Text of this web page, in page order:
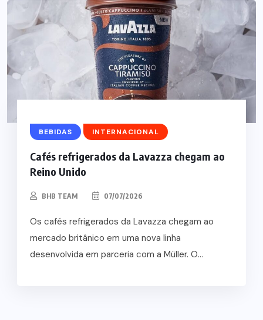
BEBIDAS INTERNACIONAL
Cafés refrigerados da Lavazza chegam ao
Reino Unido
BHB TEAM 07/07/2026
Os cafés refrigerados da Lavazza chegam ao
mercado britânico em uma nova linha
desenvolvida em parceria com a Müller. O...